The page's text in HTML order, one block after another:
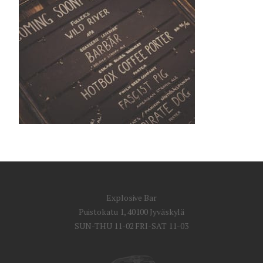
Explosive Bar
Puistokatu 1, 40100 Jyväskylä
SUN-THU 11-02 FRI-SAT 11-03